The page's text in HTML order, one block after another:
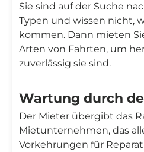
Sie sind auf der Suche
Typen und wissen nicht,
kommen. Dann mieten
Arten von Fahrten, um
zuverlässig sie sind.
Wartung durch
Der Mieter übergibt das
Mietunternehmen, das
Vorkehrungen für